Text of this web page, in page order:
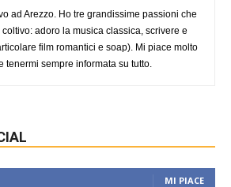
ad Arezzo. Ho tre grandissime passioni che
adoro la musica classica, scrivere e
film romantici e soap). Mi piace molto
tenermi sempre informata su tutto.
MI PIACE